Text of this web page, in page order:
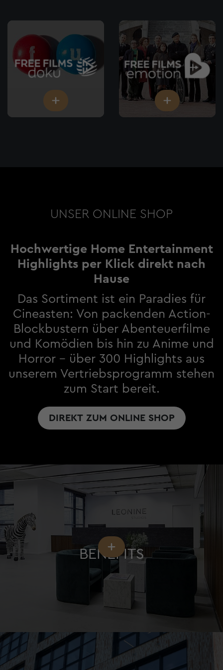
UNSER ONLINE SHOP
Hochwertige Home Entertainment
Highlights per Klick direkt nach
Hause
Das Sortiment ist ein Paradies für
Cineasten: Von packenden Action-
Blockbustern über Abenteuerfilme
und Komödien bis hin zu Anime und
Horror – über 300 Highlights aus
unserem Vertriebsprogramm stehen
zum Start bereit.
DIREKT ZUM ONLINE SHOP
BENEFITS